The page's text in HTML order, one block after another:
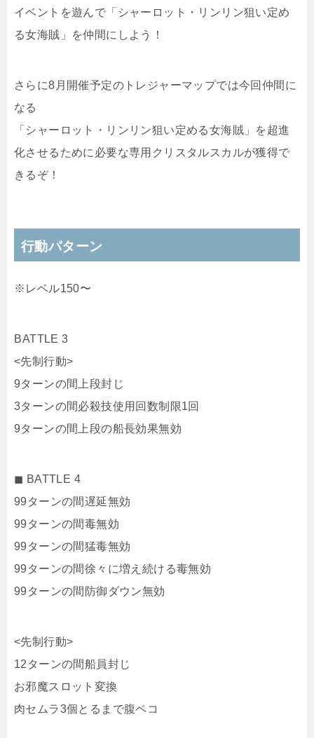
イベントを遊んで「シャーロット・リンリン狙い定め
る女海賊」を仲間にしよう！
さらに8月開催予定のトレジャーマップでは今回仲間に
なる
「シャーロット・リンリン狙い定める女海賊」を超進
化させるために必要な専用クリスタルスカルが獲得で
きるぞ！
行動パターン
※レベル150〜
︎BATTLE 3
<先制行動>
9ターンの間上段封じ
3ターンの間必殺技使用回数制限1回
9ターンの間上段の船長効果無効
◼︎ BATTLE 4
99ターンの間遅延無効
99ターンの間毒無効
99ターンの間猛毒無効
99ターンの間徐々に増え続ける毒無効
99ターンの間防御ダウン無効
<先制行動>
12ターンの間船員封じ
お邪魔スロット変換
肉セムラ3個とるまで腹ペコ